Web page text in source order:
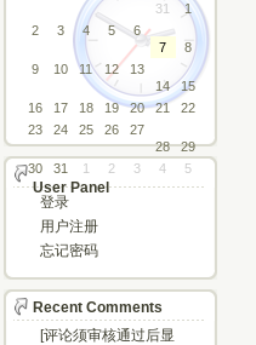
31
1
2
3 4 5
6
7
8
9
10 11 12
13
14
15
16
17 18 19 20 21
22
23
24 25 26
27
28
29
30
31 1 2 3 4 5
User Panel
登录
用户注册
忘记密码
Recent Comments
[评论须审核通过后显